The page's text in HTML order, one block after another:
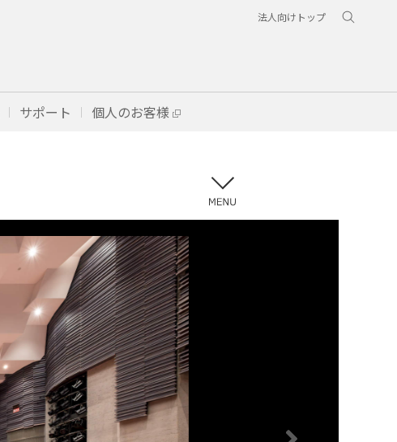
法人向けトップ
サポート 個人のお客様